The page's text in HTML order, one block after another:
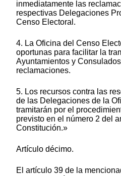
inmediatamente las
respectivas Delegaciones
Censo Electoral.
4. La Oficina del Censo
oportunas para facilitar la
Ayuntamientos y
reclamaciones.
5. Los recursos contra las
de las Delegaciones de la
tramitarán por el
previsto en el número 2 del
Constitución.»
Artículo décimo.
El artículo 39 de la